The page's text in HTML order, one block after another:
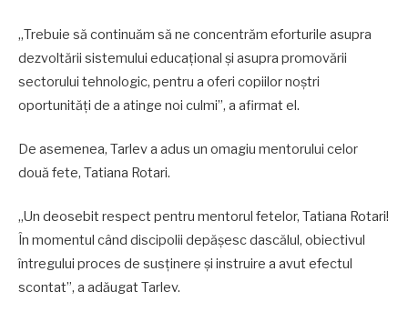
„Trebuie să continuăm să ne concentrăm eforturile asupra
dezvoltării sistemului educațional și asupra promovării
sectorului tehnologic, pentru a oferi copiilor noștri
oportunități de a atinge noi culmi”, a afirmat el.
De asemenea, Tarlev a adus un omagiu mentorului celor
două fete, Tatiana Rotari.
„Un deosebit respect pentru mentorul fetelor, Tatiana Rotari!
În momentul când discipolii depășesc dascălul, obiectivul
întregului proces de susținere și instruire a avut efectul
scontat”, a adăugat Tarlev.